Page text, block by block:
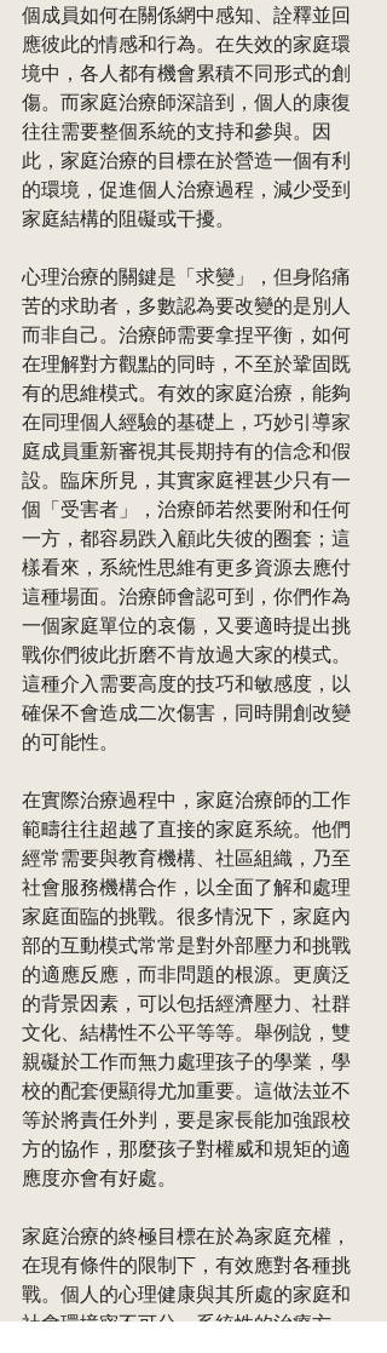
個成員如何在關係網中感知、詮釋並回
應彼此的情感和行為。在失效的家庭環
境中，各人都有機會累積不同形式的創
傷。而家庭治療師深諳到，個人的康復
往往需要整個系統的支持和參與。因
此，家庭治療的目標在於營造一個有利
的環境，促進個人治療過程，減少受到
家庭結構的阻礙或干擾。
心理治療的關鍵是「求變」，但身陷痛
苦的求助者，多數認為要改變的是別人
而非自己。治療師需要拿捏平衡，如何
在理解對方觀點的同時，不至於鞏固既
有的思維模式。有效的家庭治療，能夠
在同理個人經驗的基礎上，巧妙引導家
庭成員重新審視其長期持有的信念和假
設。臨床所見，其實家庭裡甚少只有一
個「受害者」，治療師若然要附和任何
⼀方，都容易跌入顧此失彼的圈套；這
樣看來，系統性思維有更多資源去應付
這種場面。治療師會認可到，你們作為
一個家庭單位的哀傷，又要適時提出挑
戰你們彼此折磨不肯放過大家的模式。
這種介入需要高度的技巧和敏感度，以
確保不會造成二次傷害，同時開創改變
的可能性。
在實際治療過程中，家庭治療師的工作
範疇往往超越了直接的家庭系統。他們
經常需要與教育機構、社區組織，乃至
社會服務機構合作，以全面了解和處理
家庭面臨的挑戰。很多情況下，家庭內
部的互動模式常常是對外部壓力和挑戰
的適應反應，而非問題的根源。更廣泛
的背景因素，可以包括經濟壓力、社群
文化、結構性不公平等等。舉例說，雙
親礙於工作而無力處理孩子的學業，學
校的配套便顯得尤加重要。這做法並不
等於將責任外判，要是家長能加強跟校
方的協作，那麼孩子對權威和規矩的適
應度亦會有好處。
家庭治療的終極目標在於為家庭充權，
在現有條件的限制下，有效應對各種挑
戰。個人的心理健康與其所處的家庭和
社會環境密不可分。系統性的治療方